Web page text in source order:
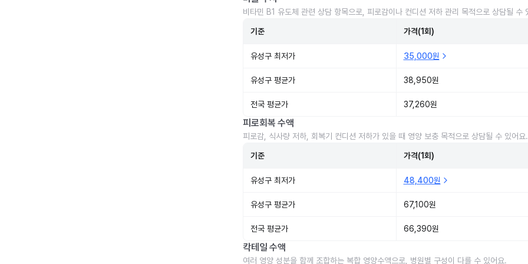
비타민 B1 유도체 관련 상담 항목으로, 피로감이나 컨디션 저하 관리 목적으로 상담될 수
기준 가격(1회)
유성구 최저가 35,000원
유성구 평균가 38,950원
전국 평균가 37,260원
피로회복 수액
피로감, 식사량 저하, 회복기 컨디션 저하가 있을 때 영양 보충 목적으로 상담될 수 있어요.
기준 가격(1회)
유성구 최저가 48,400원
유성구 평균가 67,100원
전국 평균가 66,390원
칵테일 수액
여러 영양 성분을 함께 조합하는 복합 영양수액으로, 병원별 구성이 다를 수 있어요.